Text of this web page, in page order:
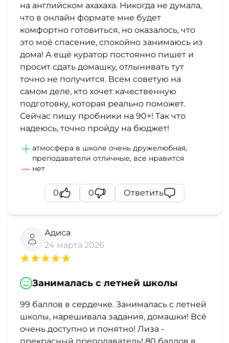
на английском ахахаха. Никогда не думала,
что в онлайн формате мне будет
комфортно готовиться, но оказалось, что
это моё спасение, спокойно занимаюсь из
дома! А ещё куратор постоянно пишет и
просит сдать домашку, отлынивать тут
точно не получится. Всем советую на
самом деле, кто хочет качественную
подготовку, которая реально поможет.
Сейчас пишу пробники на 90+! Так что
надеюсь, точно пройду на бюджет!
атмосфера в школе очень дружелюбная,
преподаватели отличные, все нравится
нет
0 0 Ответить
Адиса
24 марта 2026
Занималась с летней школы
99 баллов в сердечке. Занималась с летней
школы, нарешивала задания, домашки! Всё
очень доступно и понятно! Лиза -